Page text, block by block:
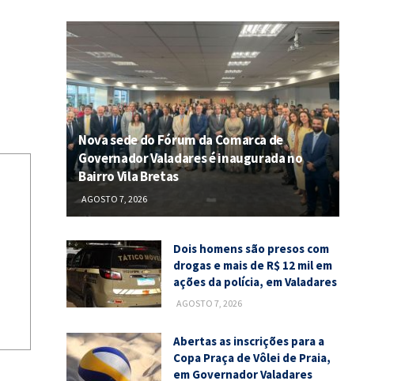
Nova sede do Fórum da Comarca de
Governador Valadares é inaugurada no
Bairro Vila Bretas
AGOSTO 7, 2026
Dois homens são presos com
drogas e mais de R$ 12 mil em
ações da polícia, em Valadares
AGOSTO 7, 2026
Abertas as inscrições para a
Copa Praça de Vôlei de Praia,
em Governador Valadares